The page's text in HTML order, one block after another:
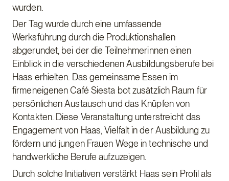
wurden.
Der Tag wurde durch eine umfassende
Werksführung durch die Produktionshallen
abgerundet, bei der die Teilnehmerinnen einen
Einblick in die verschiedenen Ausbildungsberufe bei
Haas erhielten. Das gemeinsame Essen im
firmeneigenen Café Siesta bot zusätzlich Raum für
persönlichen Austausch und das Knüpfen von
Kontakten. Diese Veranstaltung unterstreicht das
Engagement von Haas, Vielfalt in der Ausbildung zu
fördern und jungen Frauen Wege in technische und
handwerkliche Berufe aufzuzeigen.
Durch solche Initiativen verstärkt Haas sein Profil als